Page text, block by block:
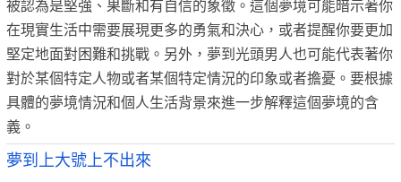
被認為是堅強、果斷和有自信的象徵。這個夢境可能暗示著你
在現實生活中需要展現更多的勇氣和決心，或者提醒你要更加
堅定地面對困難和挑戰。另外，夢到光頭男人也可能代表著你
對於某個特定人物或者某個特定情況的印象或者擔憂。要根據
具體的夢境情況和個人生活背景來進一步解釋這個夢境的含
義。
夢到上大號上不出來